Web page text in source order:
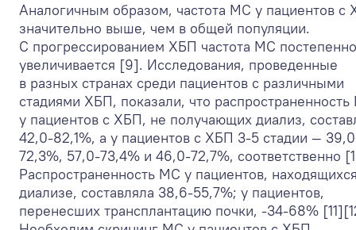
Аналогичным образом, частота МС у пациентов с
значительно выше, чем в общей популяции.
С прогрессированием ХБП частота МС постепенно
увеличивается [9]. Исследования, проведенные
в разных странах среди пациентов с различными
стадиями ХБП, показали, что
у пациентов с ХБП, не получающих диализ,
42,0-82,1%, а у пациентов с ХБП 3-5 стадии —
72,3%, 57,0-73,4% и 46,0-72,7%, соответственно
Распространенность МС у пациентов,
диализе, составляла 38,6-55,7%; у пациентов,
перенесших трансплантацию почки, -34-68%